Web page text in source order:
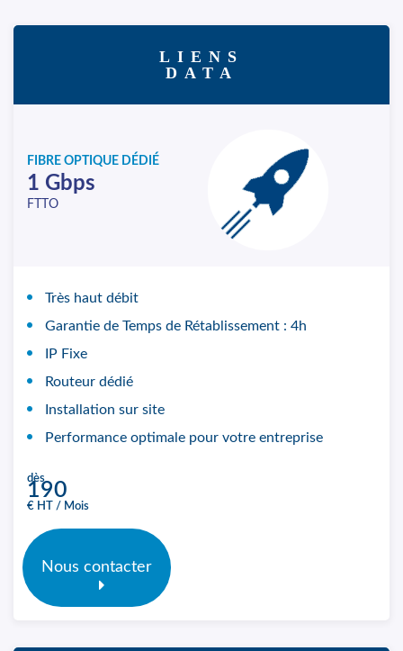
LIENS
DATA
FIBRE OPTIQUE DÉDIÉ
1 Gbps
FTTO
Très haut débit
Garantie de Temps de Rétablissement : 4h
IP Fixe
Routeur dédié
Installation sur site
Performance optimale pour votre entreprise
dès
190
€ HT / Mois
Nous contacter